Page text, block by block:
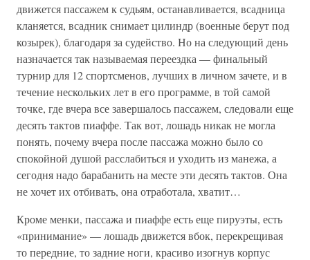
движется пассажем к судьям, останавливается, всадница
кланяется, всадник снимает цилиндр (военные берут под
козырек), благодаря за судейство. Но на следующий день
назначается так называемая переездка — финальный
турнир для 12 спортсменов, лучших в личном зачете, и в
течение нескольких лет в его программе, в той самой
точке, где вчера все завершалось пассажем, следовали еще
десять тактов пиаффе. Так вот, лошадь никак не могла
понять, почему вчера после пассажа можно было со
спокойной душой расслабиться и уходить из манежа, а
сегодня надо барабанить на месте эти десять тактов. Она
не хочет их отбивать, она отработала, хватит…
Кроме менки, пассажа и пиаффе есть еще пируэты, есть
«принимание» — лошадь движется вбок, перекрещивая
то передние, то задние ноги, красиво изогнув корпус